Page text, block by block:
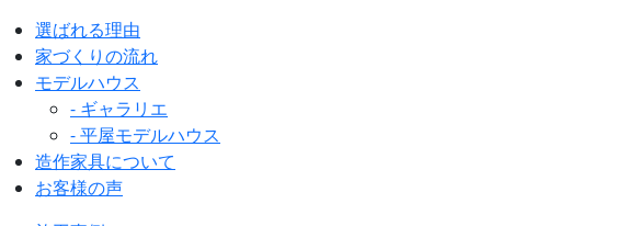
選ばれる理由
家づくりの流れ
モデルハウス
- ギャラリエ
- 平屋モデルハウス
造作家具について
お客様の声